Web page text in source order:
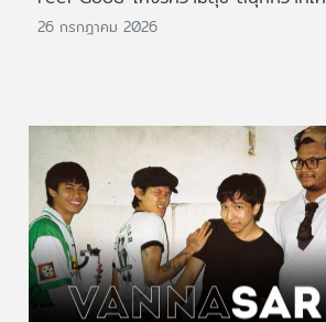
26 กรกฎาคม 2026